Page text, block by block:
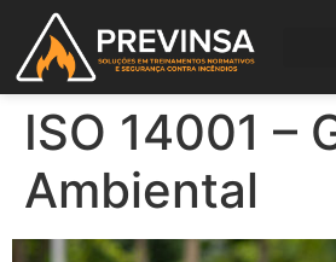
ISO 14001 –
Ambiental